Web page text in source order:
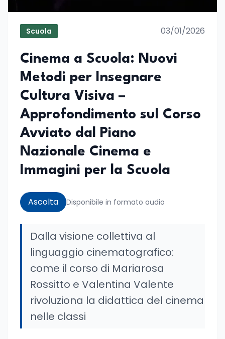
Scuola 03/01/2026
Cinema a Scuola: Nuovi
Metodi per Insegnare
Cultura Visiva –
Approfondimento sul Corso
Avviato dal Piano
Nazionale Cinema e
Immagini per la Scuola
Ascolta Disponibile in formato audio
Dalla visione collettiva al
linguaggio cinematografico:
come il corso di Mariarosa
Rossitto e Valentina Valente
rivoluziona la didattica del cinema
nelle classi